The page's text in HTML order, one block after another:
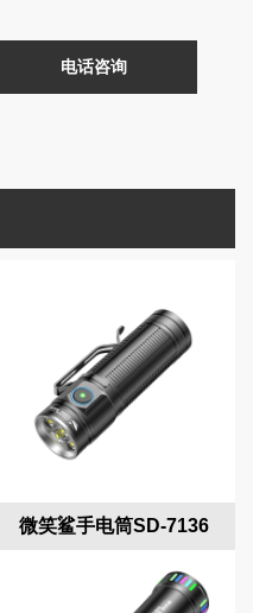
电话咨询
微笑鲨手电筒SD-7136